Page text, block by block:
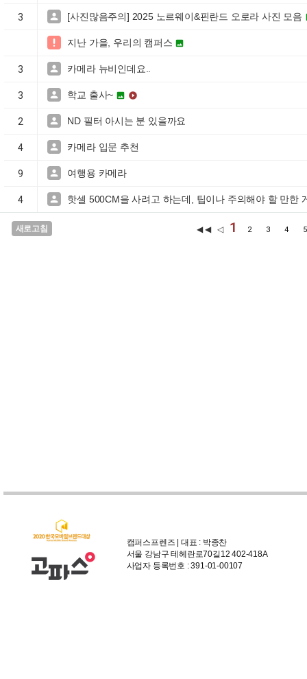
3  [사진많음주의] 2025 노르웨이&핀란드 오로라 사진 모음
 지난 가을, 우리의 캠퍼스 
3  카메라 뉴비인데요..
3  학교 출사~  
2  ND 필터 아시는 분 있을까요
4  카메라 입문 추천
9  여행용 카메라
4  핫셀 500CM을 사려고 하는데, 팁이나 주의해야 할 만한
새로고침 ◀◀ ◁ 1 2 3 4
캠퍼스프렌즈 | 대표 : 박종찬
서울 강남구 테헤란로70길12 402-418A
사업자 등록번호 : 391-01-00107